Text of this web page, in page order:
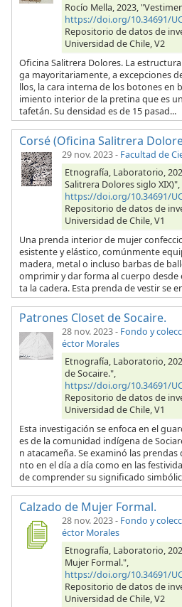
Rocío Mella, 2023,
https://doi.org/10.34691/
Repositorio de datos de
Universidad de Chile, V2
Oficina Salitrera Dolores. La
ga mayoritariamente, a excepciones
llos, la cara interna de los botones en
imiento interior de la pretina que es
tafetán. Su densidad es de 15 pasad...
Corsé (Oficina Salitrera
29 nov. 2023- Facultad de
Etnografía, Laboratorio,
Salitrera Dolores siglo XIX)",
https://doi.org/10.34691/
Repositorio de datos de
Universidad de Chile, V1
Una prenda interior de mujer
esistente y elástico, comúnmente
madera, metal o incluso barbas de
omprimir y dar forma al cuerpo desde
ta la cadera. Esta prenda de vestir se
Patrones Closet de Socaire.
28 nov. 2023- Fondo y
éctor Morales
Etnografía, Laboratorio,
de Socaire.",
https://doi.org/10.34691/
Repositorio de datos de
Universidad de Chile, V1
Esta investigación se enfoca en el
es de la comunidad indígena de
n atacameña. Se examinó las
nto en el día a día como en las
de comprender su significado
Calzado de Mujer Formal.
28 nov. 2023- Fondo y
éctor Morales
Etnografía, Laboratorio,
Mujer Formal.",
https://doi.org/10.34691/
Repositorio de datos de
Universidad de Chile, V2